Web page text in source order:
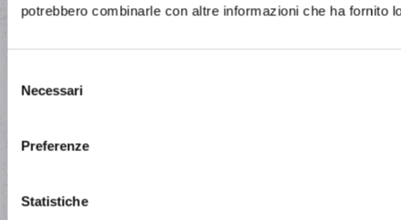
potrebbero combinarle con altre informazioni che ha fornito
delNecessari
Preferenze
Statistiche